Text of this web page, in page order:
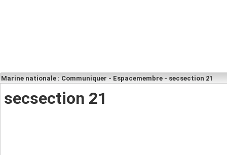
Marine nationale : Communiquer - Espacemembre - secsection 21
secsection 21